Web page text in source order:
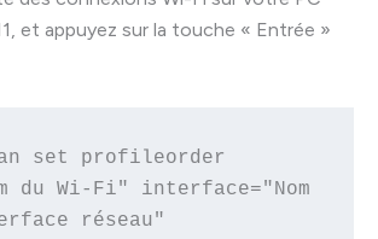
et appuyez sur la touche « Entrée »
set profileorder
du Wi-Fi" interface="Nom
réseau"